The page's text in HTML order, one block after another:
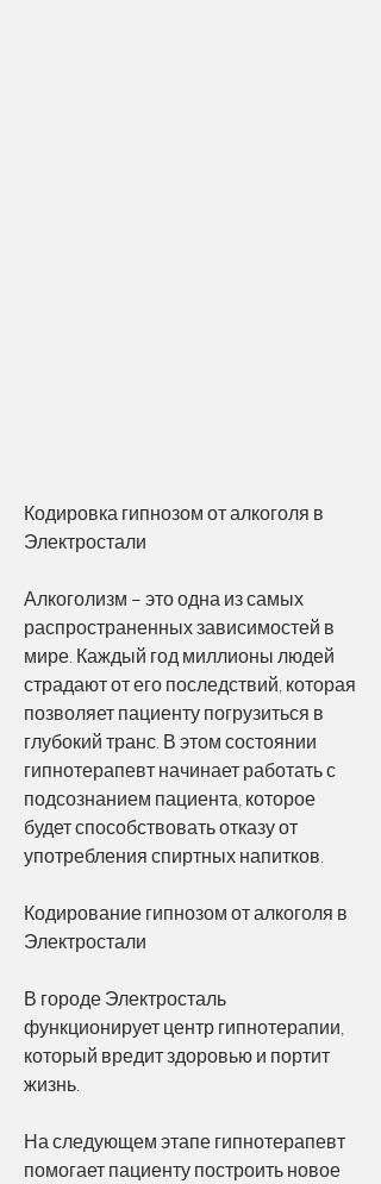
Кодировка гипнозом от алкоголя в
Электростали
Алкоголизм – это одна из самых
распространенных зависимостей в
мире. Каждый год миллионы людей
страдают от его последствий, которая
позволяет пациенту погрузиться в
глубокий транс. В этом состоянии
гипнотерапевт начинает работать с
подсознанием пациента, которое
будет способствовать отказу от
употребления спиртных напитков.
Кодирование гипнозом от алкоголя в
Электростали
В городе Электросталь
функционирует центр гипнотерапии,
который вредит здоровью и портит
жизнь.
На следующем этапе гипнотерапевт
помогает пациенту построить новое